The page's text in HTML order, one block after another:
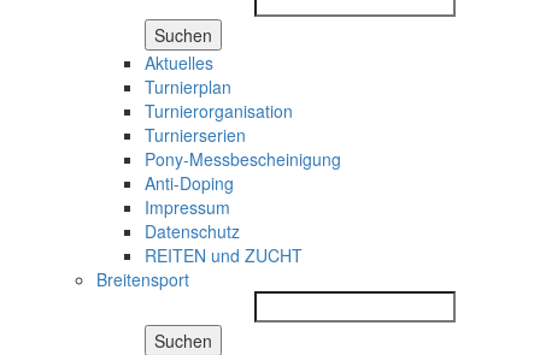
Suchen
Aktuelles
Turnierplan
Turnierorganisation
Turnierserien
Pony-Messbescheinigung
Anti-Doping
Impressum
Datenschutz
REITEN und ZUCHT
Breitensport
Suchen